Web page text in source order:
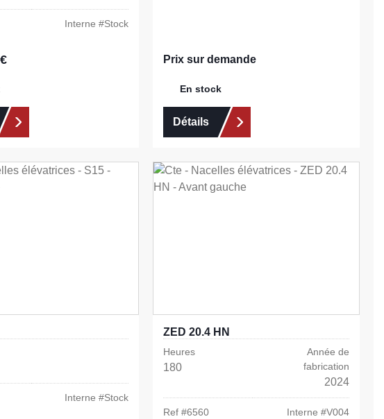
Interne #Stock
Prix sur demande
En stock
Détails
Interne #Stock
ZED 20.4 HN
Heures
180
Année de
fabrication
2024
Ref #6560 Interne #V004